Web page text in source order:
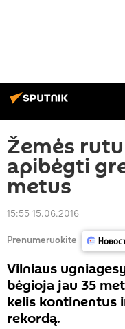
Žemės
apibėgti
metus
15:55 15.06.2016
Prenumeruokite
Vilniaus
bėgioja jau 35
kelis kontinentus
rekordą.